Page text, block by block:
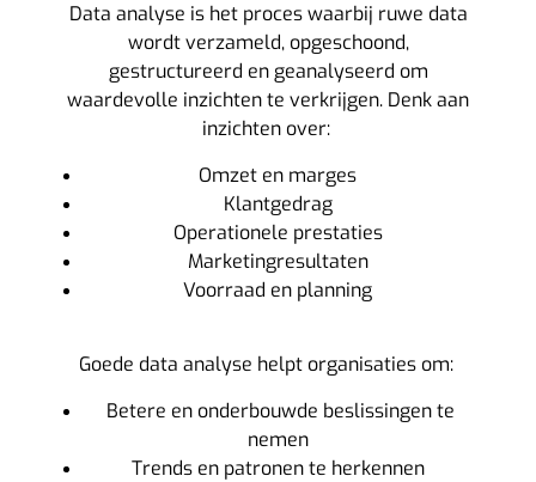
Data analyse is het proces waarbij ruwe data
wordt verzameld, opgeschoond,
gestructureerd en geanalyseerd om
waardevolle inzichten te verkrijgen. Denk aan
inzichten over:
Omzet en marges
Klantgedrag
Operationele prestaties
Marketingresultaten
Voorraad en planning
Goede data analyse helpt organisaties om:
Betere en onderbouwde beslissingen te
nemen
Trends en patronen te herkennen